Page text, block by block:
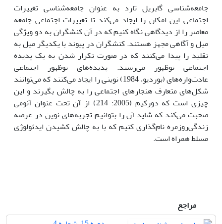
جامعه‌شناسی گابریل تارد به عنوان جامعه‌شناسی تغییرات
اجتماعی این امکان را ایجاد می‌کند تا تغییرات اجتماعی جامعه
معاصر را از دیدگاهی نگاه کنیم که در آن کنشگران به دو ویژگی
میل و آگاهی مجهز هستند. کنشگران در پیوند با یکدیگر میل به
تقلید را پیدا می‌کنند که در صورت تکرار شدن به یک پدیده
اجتماعی نوظهور می‌رسند. پدیده‌های نوظهور اجتماعی
عادت‌واره‌های (بوردیو، 1984) نوینی را ایجاد می‌کنند که می‌توانند
شکل‌های متعارف هنجارهای اجتماعی را به چالش بگیرند و این
چیزی است که دورکیم (2005: 214) از آن تحت عنوان آنومی
صحبت می‌کند که شاید آن ‌را بتوانیم تجربه‌های نوین در عرصه
زندگی‌روزمره نام‌گذاری کنیم که با به چالش کشیدن ایدئولوژی
مسلط همراه است.
مراجع